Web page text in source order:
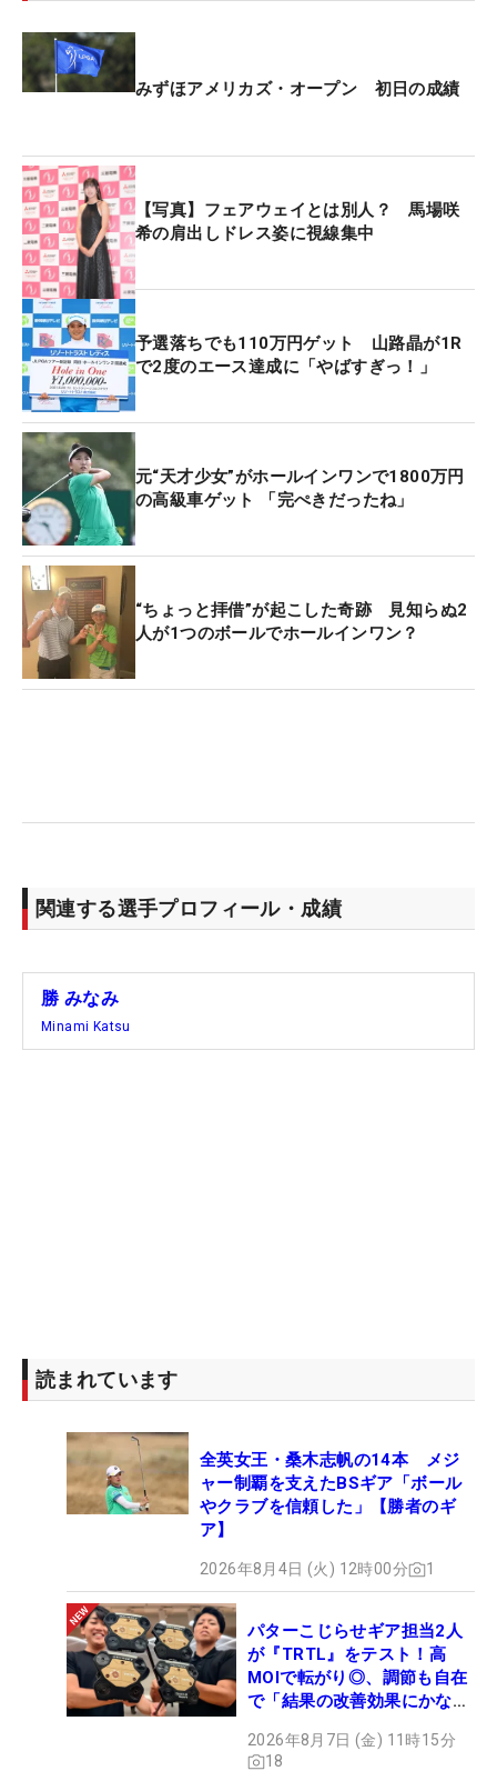
て、キャディさんにクラブを渡したときに、ギャラ
リーさんが、声をあげてくれて、それで気が付い
10番からスタートし、先行したのは11番のダブルボ
ギー。「苦しいラウンドになるかなと思ったんです
けど、そこから次のホールでバーディがきて、その
あとも3つバーディが来てくれた」と12番から3連続
バーディを奪取。「流れ的にも変わって、ホールイ
ンワンもありましたし、すごくいい一日だったと思
います」。1イーグル・4バーディ・2ボギー・1ダブ
ルボギーの「70」でまとめ、2アンダー。10位タイ
の上位発進を決めた。
一方で、課題も残る。フェアウェイキープ率が
64.2％（9/14）、パーオン率が61.1％（111/18）
とショットの面では「あまりよくない」というのが
正直なところだ。それでも「そのなかでしっかりス
コアメイクして、バーディチャンスについたところ
で（パットが）入ってくれている部分もある」と手
ごたえも得ている。
た。あすは朝がちょっと寒いと思うんですけど、し
っかり寒さ対策をして、集中して、1つでもスコア
みずほアメリカズ・オープン 初日の成績
【写真】フェアウェイとは別人？ 馬場咲
希の肩出しドレス姿に視線集中
予選落ちでも110万円ゲット 山路晶が1R
で2度のエース達成に「やばすぎっ！」
元“天才少女”がホールインワンで1800万円
の高級車ゲット 「完ぺきだったね」
“ちょっと拝借”が起こした奇跡 見知らぬ2
人が1つのボールでホールインワン？
関連する選手プロフィール・成績
勝 みなみ
Minami Katsu
読まれています
全英女王・桑木志帆の14本 メジ
ャー制覇を支えたBSギア「ボール
やクラブを信頼した」【勝者のギ
ア】
2026年8月4日 (火) 12時00分 1
パターこじらせギア担当2人
が『TRTL』をテスト！高
MOIで転がり◎、調節も自在
で「結果の改善効果にかなり
2026年8月7日 (金) 11時15分
18